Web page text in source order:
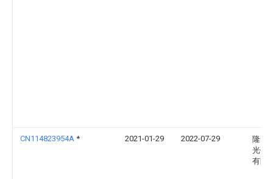
CN114823954A * 2021-01-29 2022-07-29
隆基
光伏
有限